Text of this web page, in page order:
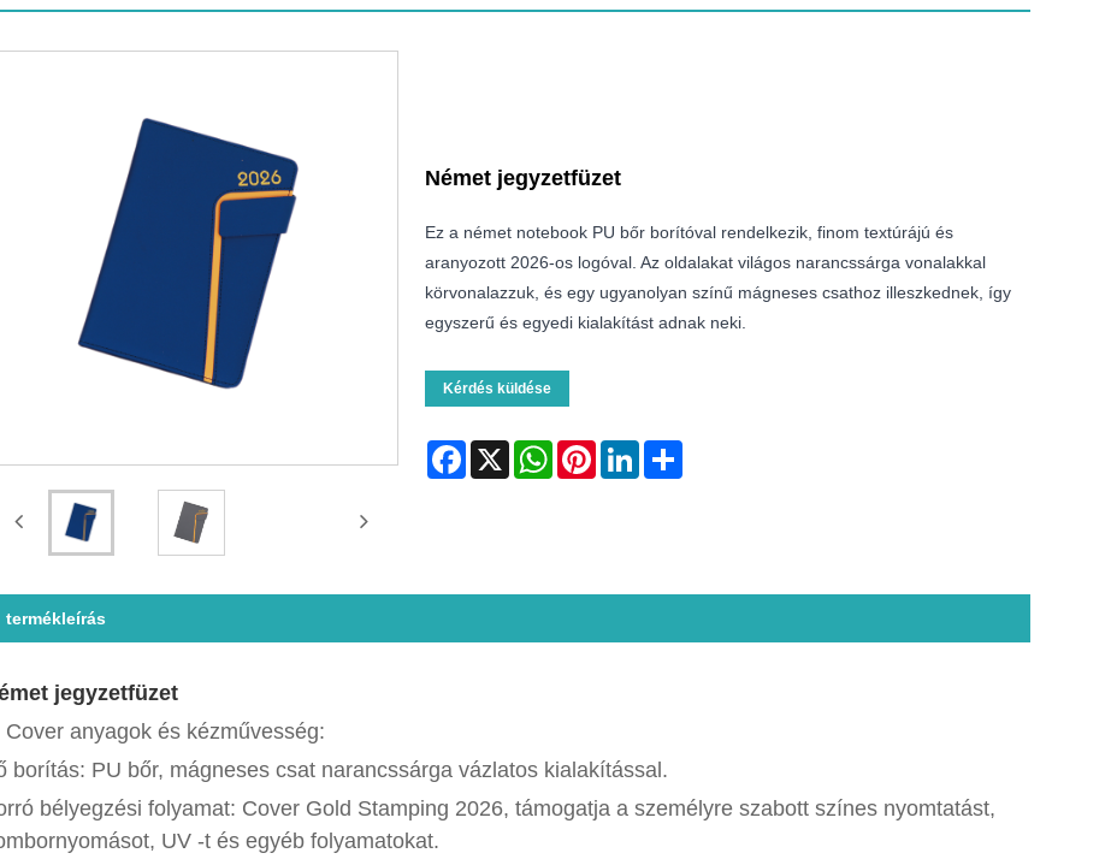
Német jegyzetfüzet
Ez a német notebook PU bőr borítóval rendelkezik, finom textúrájú és
aranyozott 2026-os logóval. Az oldalakat világos narancssárga vonalakkal
körvonalazzuk, és egy ugyanolyan színű mágneses csathoz illeszkednek, így
egyszerű és egyedi kialakítást adnak neki.
Kérdés küldése
Facebook
X WhatsAppPinterestLinkedInShare
termékleírás
jegyzetfüzet
Cover anyagok és kézművesség:
borítás: PU bőr, mágneses csat narancssárga vázlatos kialakítással.
bélyegzési folyamat: Cover Gold Stamping 2026, támogatja a személyre szabott színes nyomtatást,
UV -t és egyéb folyamatokat.